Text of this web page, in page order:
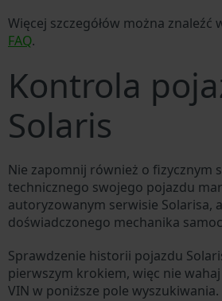
Więcej szczegółów można znaleźć
FAQ.
Kontrola
Solaris
Nie zapomnij również o fizycznym
technicznego swojego pojazdu
autoryzowanym serwisie Solarisa,
doświadczonego mechanika
Sprawdzenie historii pojazdu
pierwszym krokiem, więc nie
VIN w poniższe pole wyszukiwania.